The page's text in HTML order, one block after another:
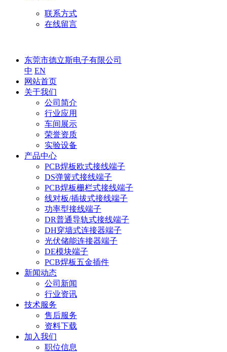
联系方式
在线留言
东莞市德立斯电子有限公司
中 EN
网站首页
关于我们
公司简介
行业应用
车间展示
荣誉资质
实验设备
产品中心
PCB焊板欧式接线端子
DS弹簧式接线端子
PCB焊板栅栏式接线端子
线对板/插拔式接线端子
功率型接线端子
DR普通导轨式接线端子
DH穿墙式连接器端子
光伏储能连接器端子
DE模块端子
PCB焊板五金插件
新闻动态
公司新闻
行业资讯
技术服务
售后服务
资料下载
加入我们
职位信息